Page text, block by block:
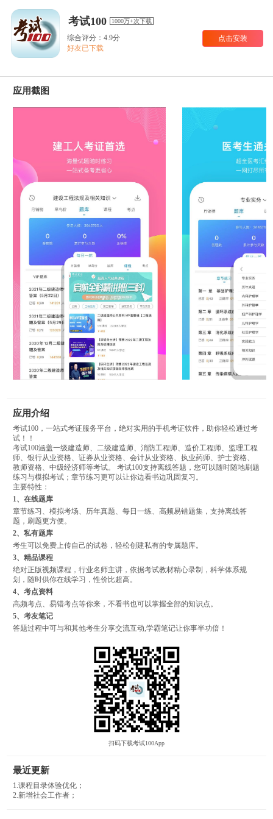
考试100 1000万+次下载
综合评分：4.9分
好友已下载
点击安装
应用截图
应用介绍
考试100，一站式考证服务平台，绝对实用的手机考证软件，助你轻松通过考
试！！
考试100涵盖一级建造师、二级建造师、消防工程师、造价工程师、监理工程
师、银行从业资格、证券从业资格、会计从业资格、执业药师、护士资格、
教师资格、中级经济师等考试。 考试100支持离线答题，您可以随时随地刷题
练习与模拟考试；章节练习更可以让你边看书边巩固复习。
主要特性：
1、在线题库
章节练习、模拟考场、历年真题、每日一练、高频易错题集，支持离线答
题，刷题更方便。
2、私有题库
考生可以免费上传自己的试卷，轻松创建私有的专属题库。
3、精品课程
绝对正版视频课程，行业名师主讲，依据考试教材精心录制，科学体系规
划，随时供你在线学习，性价比超高。
4、考点资料
高频考点、易错考点等你来，不看书也可以掌握全部的知识点。
5、考友笔记
答题过程中可与和其他考生分享交流互动,学霸笔记让你事半功倍！
扫码下载考试100App
最近更新
1.课程目录体验优化；
2.新增社会工作者；